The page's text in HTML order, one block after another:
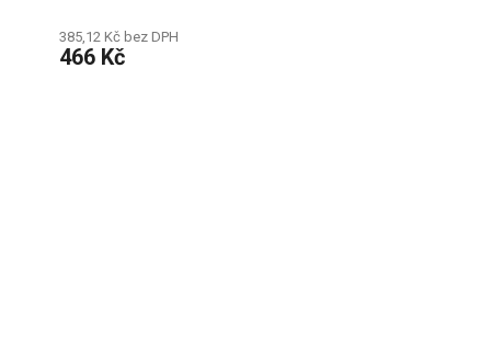
385,12 Kč bez DPH
466 Kč